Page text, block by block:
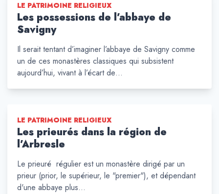
LE PATRIMOINE RELIGIEUX
Les possessions de l’abbaye de
Savigny
Il serait tentant d’imaginer l’abbaye de Savigny comme
un de ces monastères classiques qui subsistent
aujourd’hui, vivant à l’écart de…
LE PATRIMOINE RELIGIEUX
Les prieurés dans la région de
l’Arbresle
Le prieuré régulier est un monastère dirigé par un
prieur (prior, le supérieur, le "premier"), et dépendant
d'une abbaye plus…